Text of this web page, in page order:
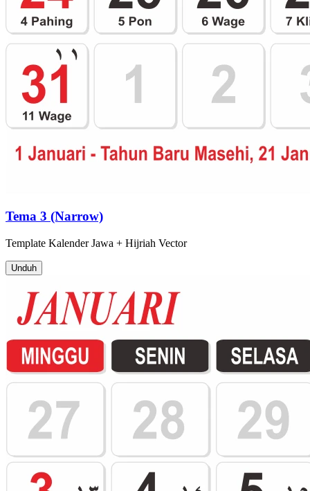
Tema 3 (Narrow)
Template Kalender Jawa + Hijriah Vector
Unduh